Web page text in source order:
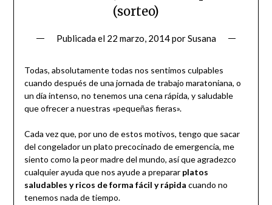
(sorteo)
Publicada el 22 marzo, 2014porSusana
Todas, absolutamente todas nos sentimos culpables
cuando después de una jornada de trabajo maratoniana, o
un día intenso, no tenemos una cena rápida, y saludable
que ofrecer a nuestras «pequeñas fieras».
Cada vez que, por uno de estos motivos, tengo que sacar
del congelador un plato precocinado de emergencia, me
siento como la peor madre del mundo, así que agradezco
cualquier ayuda que nos ayude a preparar platos
saludables y ricos de forma fácil y rápida cuando no
tenemos nada de tiempo.